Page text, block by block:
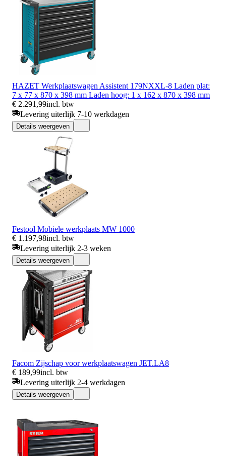
HAZET Werkplaatswagen Assistent 179NXXL-8 Laden plat:
7 x 77 x 870 x 398 mm Laden hoog: 1 x 162 x 870 x 398 mm
€ 2.291,99incl. btw
Levering uiterlijk 7-10 werkdagen
Details weergeven
Festool Mobiele werkplaats MW 1000
€ 1.197,98incl. btw
Levering uiterlijk 2-3 weken
Details weergeven
Facom Zijschap voor werkplaatswagen JET.LA8
€ 189,99incl. btw
Levering uiterlijk 2-4 werkdagen
Details weergeven